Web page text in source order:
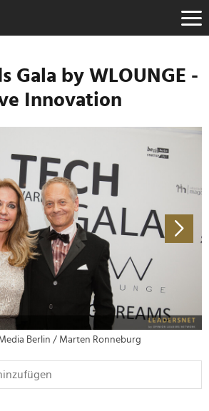
Gala by WLOUNGE -
Innovation
Berlin / Marten Ronneburg